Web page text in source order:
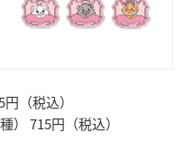
（税込）
） 715円（税込）